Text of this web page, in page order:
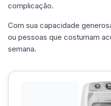
complicação.
Com sua capacidade
ou pessoas que costumam
semana.